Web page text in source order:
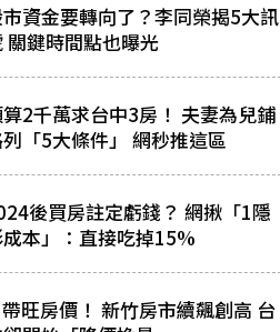
資金要轉向了？李同榮揭5大訊
關鍵時間點也曝光
2千萬求台中3房！ 夫妻為兒鋪
「5大條件」 網秒推這區
後買房註定虧錢？ 網揪「1隱
本」：直接吃掉15%
旺房價！ 新竹房市續飆創高 台